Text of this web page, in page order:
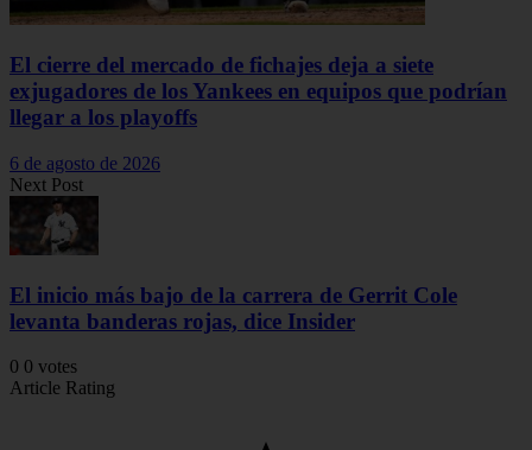
El cierre del mercado de fichajes deja a siete
exjugadores de los Yankees en equipos que podrían
llegar a los playoffs
6 de agosto de 2026
Next Post
El inicio más bajo de la carrera de Gerrit Cole
levanta banderas rojas, dice Insider
0 0 votes
Article Rating